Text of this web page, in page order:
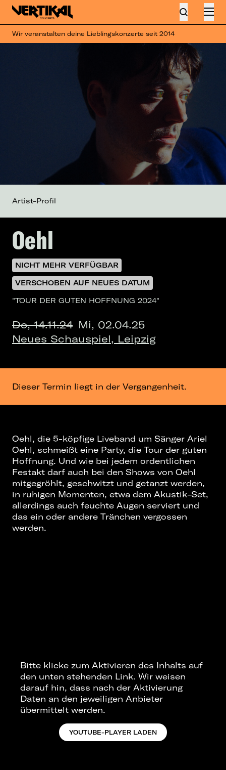
Wir veranstalten deine Lieblingskonzerte seit 2014
Oehl
NICHT MEHR VERFÜGBAR
VERSCHOBEN AUF NEUES DATUM
"TOUR DER GUTEN HOFFNUNG 2024"
Do, 14.11.24 Mi, 02.04.25
Neues Schauspiel, Leipzig
Artist-Profil
Dieser Termin liegt in der Vergangenheit.
Oehl, die 5-köpfige Liveband um Sänger Ariel
Oehl, schmeißt eine Party, die Tour der guten
Hoffnung. Und wie bei jedem ordentlichen
Festakt darf auch bei den Shows von Oehl
mitgegröhlt, geschwitzt und getanzt werden,
in ruhigen Momenten, etwa dem Akustik-Set,
allerdings auch feuchte Augen serviert und
das ein oder andere Tränchen vergossen
werden.
Bitte klicke zum Aktivieren des Inhalts auf
den unten stehenden Link. Wir weisen
darauf hin, dass nach der Aktivierung
Daten an den jeweiligen Anbieter
übermittelt werden.
YOUTUBE-PLAYER LADEN